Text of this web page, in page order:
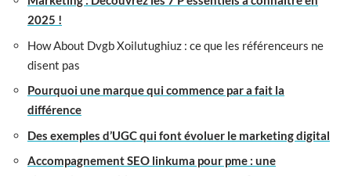
2025 !
How About Dvgb Xoilutughiuz : ce que les référenceurs ne
disent pas
Pourquoi une marque qui commence par a fait la
différence
Des exemples d’UGC qui font évoluer le marketing digital
Accompagnement SEO linkuma pour pme : une